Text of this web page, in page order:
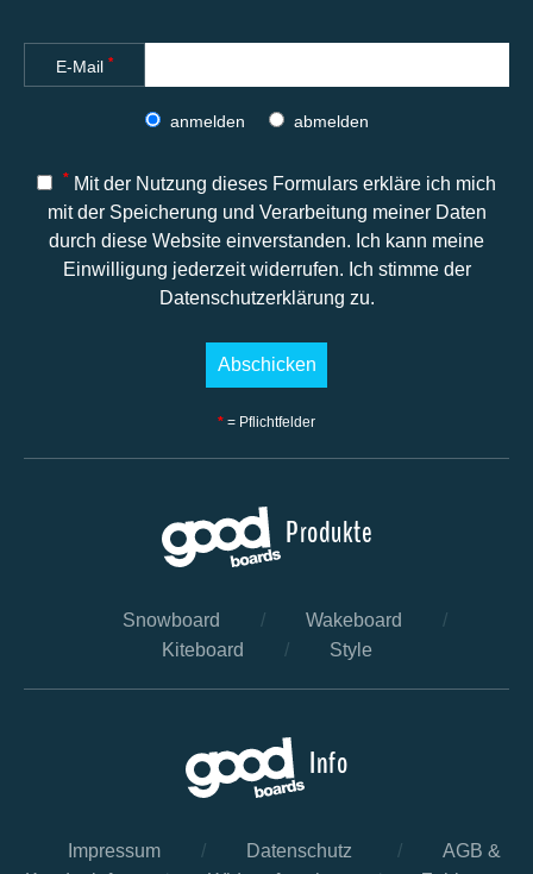
E-Mail *
anmelden abmelden
* Mit der Nutzung dieses Formulars erkläre ich mich
mit der Speicherung und Verarbeitung meiner Daten
durch diese Website einverstanden. Ich kann meine
Einwilligung jederzeit widerrufen. Ich stimme der
Datenschutzerklärung zu.
* = Pflichtfelder
Produkte
Snowboard / Wakeboard
/
Kiteboard
/ Style
Info
Impressum / Datenschutz /
AGB &